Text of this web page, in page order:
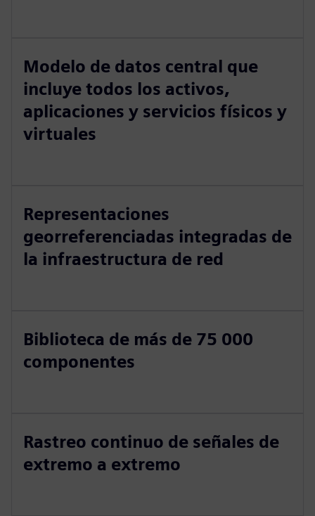
Modelo de datos central que
incluye todos los activos,
aplicaciones y servicios físicos y
virtuales
Representaciones
georreferenciadas integradas de
la infraestructura de red
Biblioteca de más de 75 000
componentes
Rastreo continuo de señales de
extremo a extremo